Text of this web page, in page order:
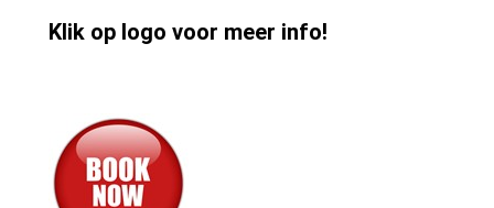
Klik op logo voor meer info!